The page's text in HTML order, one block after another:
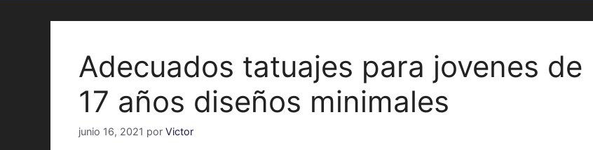
Adecuados tatuajes para jovenes de
17 años diseños minimales
junio 16, 2021 por Victor